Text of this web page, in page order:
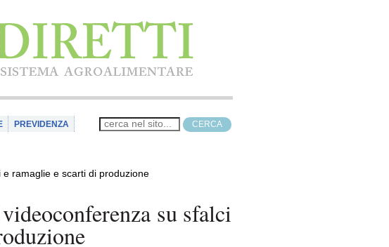
PREVIDENZA
ramaglie e scarti di produzione
su sfalci